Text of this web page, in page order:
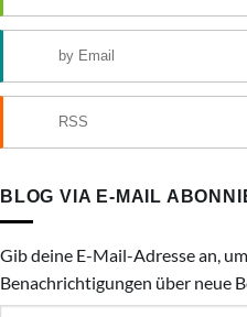
by Email
RSS
BLOG VIA E-MAIL
Gib deine E-Mail-Adresse an,
Benachrichtigungen über neue